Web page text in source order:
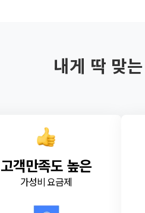
내게 딱 맞
고객만족도 높은
가성비 요금제